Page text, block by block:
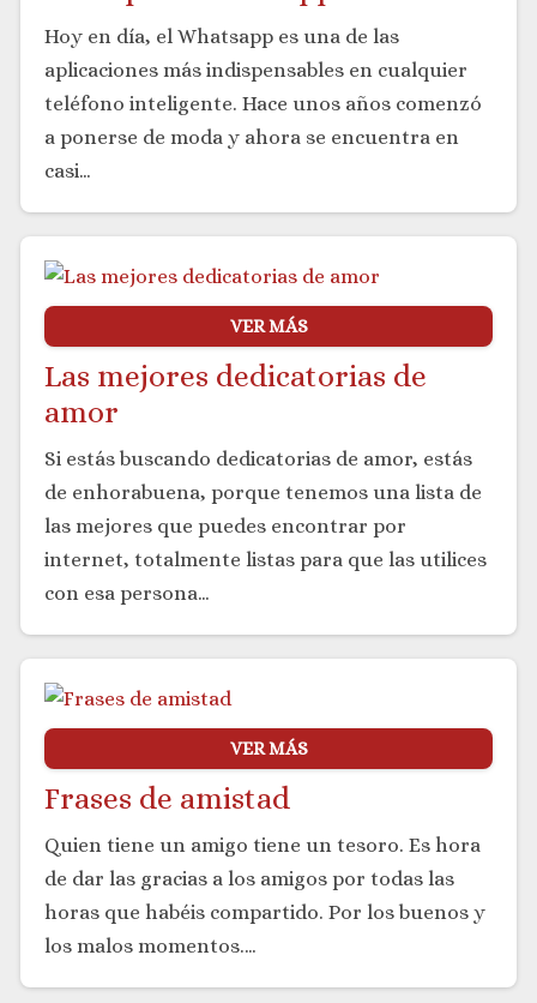
Hoy en día, el Whatsapp es una de las
aplicaciones más indispensables en cualquier
teléfono inteligente. Hace unos años comenzó
a ponerse de moda y ahora se encuentra en
casi…
VER MÁS
Las mejores dedicatorias de
amor
Si estás buscando dedicatorias de amor, estás
de enhorabuena, porque tenemos una lista de
las mejores que puedes encontrar por
internet, totalmente listas para que las utilices
con esa persona…
VER MÁS
Frases de amistad
Quien tiene un amigo tiene un tesoro. Es hora
de dar las gracias a los amigos por todas las
horas que habéis compartido. Por los buenos y
los malos momentos.…